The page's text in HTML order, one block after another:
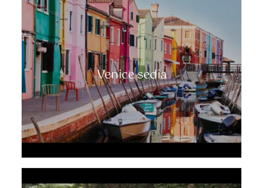
Venice sedia